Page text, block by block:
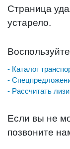
Страница
устарело.
- Каталог
-
- Рассчитать
Если вы не
позвоните